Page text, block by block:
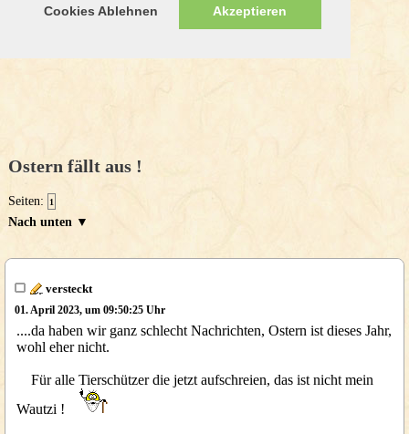
Cookies Ablehnen Akzeptieren
Ostern fällt aus !
Seiten: 1
Nach unten ▼
versteckt
01. April 2023, um 09:50:25 Uhr
....da haben wir ganz schlecht Nachrichten, Ostern ist dieses Jahr,
wohl eher nicht.
Für alle Tierschützer die jetzt aufschreien, das ist nicht mein
Wautzi !